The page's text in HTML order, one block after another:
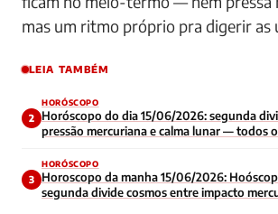
mas um ritmo próprio pra digerir as
LEIA TAMBÉM
2
HORÓSCOPO
Horóscopo do dia 15/06/2026: segunda
pressão mercuriana e calma lunar — todos
3
HORÓSCOPO
Horoscopo da manha 15/06/2026:
segunda divide cosmos entre impacto